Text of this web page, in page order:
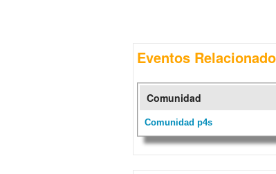
Eventos
Comunidad
Comunidad p4s